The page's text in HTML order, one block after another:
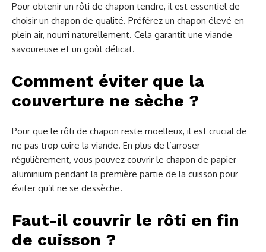
Pour obtenir un rôti de chapon tendre, il est essentiel de
choisir un chapon de qualité. Préférez un chapon élevé en
plein air, nourri naturellement. Cela garantit une viande
savoureuse et un goût délicat.
Comment éviter que la
couverture ne sèche ?
Pour que le rôti de chapon reste moelleux, il est crucial de
ne pas trop cuire la viande. En plus de l’arroser
régulièrement, vous pouvez couvrir le chapon de papier
aluminium pendant la première partie de la cuisson pour
éviter qu’il ne se dessèche.
Faut-il couvrir le rôti en fin
de cuisson ?